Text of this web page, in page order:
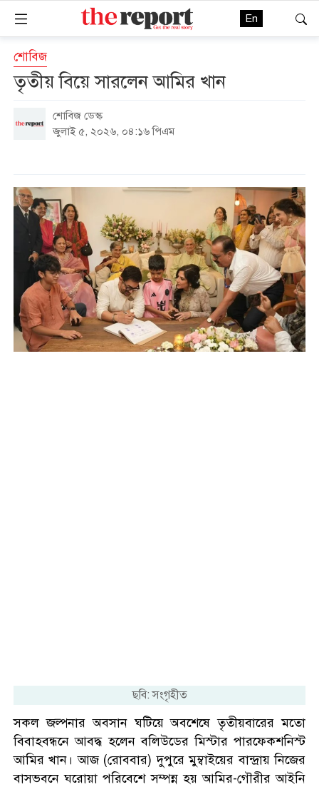
En
শোবিজ
তৃতীয় বিয়ে সারলেন আমির খান
শোবিজ ডেস্ক
জুলাই ৫, ২০২৬, ০৪:১৬ পিএম
ছবি: সংগৃহীত
সকল জল্পনার অবসান ঘটিয়ে অবশেষে তৃতীয়বারের মতো
বিবাহবন্ধনে আবদ্ধ হলেন বলিউডের মিস্টার পারফেকশনিস্ট
আমির খান। আজ (রোববার) দুপুরে মুম্বাইয়ের বান্দ্রায় নিজের
বাসভবনে ঘরোয়া পরিবেশে সম্পন্ন হয় আমির-গৌরীর আইনি